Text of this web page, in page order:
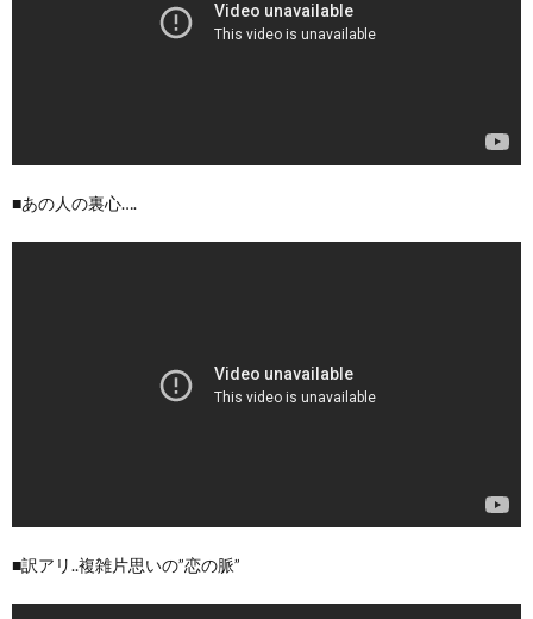
■あの人の裏心….
■訳アリ..複雑片思いの”恋の脈”